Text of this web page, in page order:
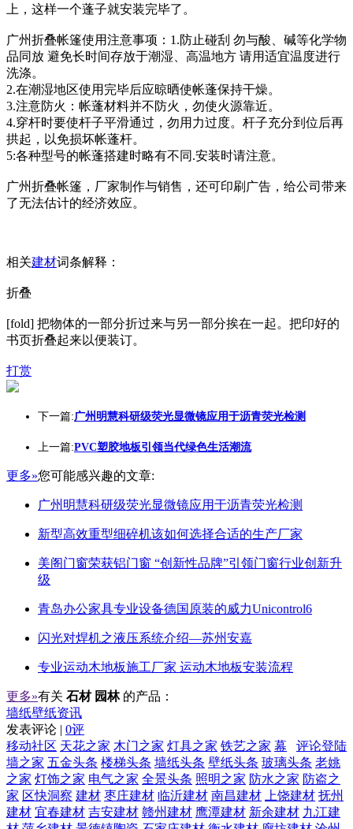
上，这样一个蓬子就安装完毕了。
广州折叠帐篷使用注意事项：1.防止碰刮 勿与酸、碱等化学物
品同放 避免长时间存放于潮湿、高温地方 请用适宜温度进行
洗涤。
2.在潮湿地区使用完毕后应晾晒使帐蓬保持干燥。
3.注意防火：帐蓬材料并不防火，勿使火源靠近。
4.穿杆时要使杆子平滑通过，勿用力过度。杆子充分到位后再
拱起，以免损坏帐蓬杆。
5:各种型号的帐蓬搭建时略有不同.安装时请注意。
广州折叠帐篷，厂家制作与销售，还可印刷广告，给公司带来
了无法估计的经济效应。
相关建材词条解释：
折叠
[fold] 把物体的一部分折过来与另一部分挨在一起。把印好的
书页折叠起来以便装订。
打赏
下一篇:广州明慧科研级荧光显微镜应用于沥青荧光检测
上一篇:PVC塑胶地板引领当代绿色生活潮流
更多»您可能感兴趣的文章:
广州明慧科研级荧光显微镜应用于沥青荧光检测
新型高效重型细碎机该如何选择合适的生产厂家
美阁门窗荣获铝门窗 “创新性品牌”引领门窗行业创新升
级
青岛办公家具专业设备德国原装的威力Unicontrol6
闪光对焊机之液压系统介绍—苏州安嘉
专业运动木地板施工厂家 运动木地板安装流程
更多»有关 石材 园林 的产品：
墙纸壁纸资讯
发表评论 | 0评
评论登陆
移动社区 天花之家 木门之家 灯具之家 铁艺之家 幕
墙之家 五金头条 楼梯头条 墙纸头条 壁纸头条 玻璃头条 老姚
之家 灯饰之家 电气之家 全景头条 照明之家 防水之家 防盗之
家 区快洞察 建材 枣庄建材 临沂建材 南昌建材 上饶建材 抚州
建材 宜春建材 吉安建材 赣州建材 鹰潭建材 新余建材 九江建